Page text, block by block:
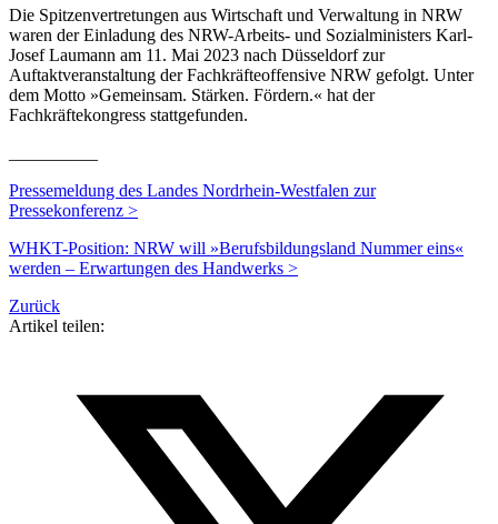
Die Spitzenvertretungen aus Wirtschaft und Verwaltung in NRW
waren der Einladung des NRW-Arbeits- und Sozialministers Karl-
Josef Laumann am 11. Mai 2023 nach Düsseldorf zur
Auftaktveranstaltung der Fachkräfteoffensive NRW gefolgt. Unter
dem Motto »Gemeinsam. Stärken. Fördern.« hat der
Fachkräftekongress stattgefunden.
Pressemeldung des Landes Nordrhein-Westfalen zur
Pressekonferenz >
WHKT-Position: NRW will »Berufsbildungsland Nummer eins«
werden – Erwartungen des Handwerks >
Zurück
Artikel teilen: